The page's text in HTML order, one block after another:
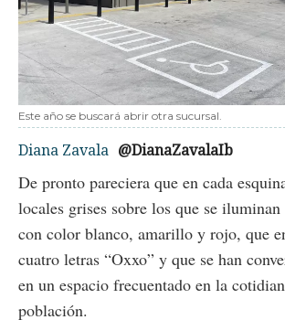
Este año se buscará abrir otra sucursal.
Diana Zavala @DianaZavalaIb
De pronto pareciera que en cada
locales grises sobre los que se iluminan
con color blanco, amarillo y rojo, que
cuatro letras “Oxxo” y que se han
en un espacio frecuentado en la
población.